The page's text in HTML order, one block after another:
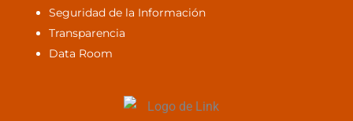
Seguridad de la Información
Transparencia
Data Room